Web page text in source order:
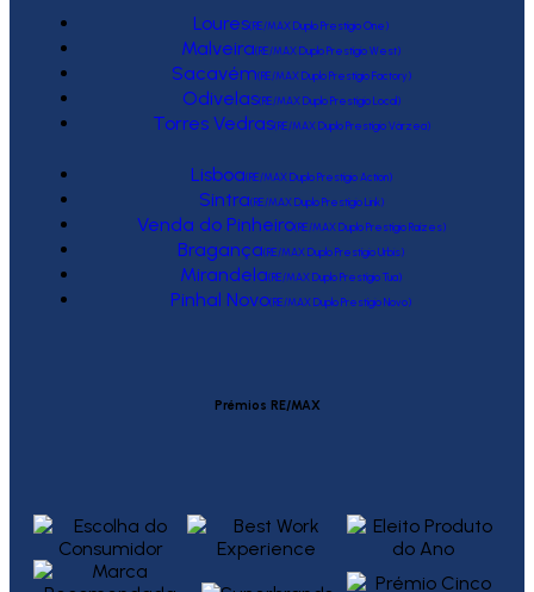
Loures(RE/MAX Duplo Prestígio One)
Malveira(RE/MAX Duplo Prestígio West)
Sacavém(RE/MAX Duplo Prestígio Factory)
Odivelas(RE/MAX Duplo Prestígio Local)
Torres Vedras(RE/MAX Duplo Prestígio Várzea)
Lisboa(RE/MAX Duplo Prestígio Action)
Sintra(RE/MAX Duplo Prestígio Link)
Venda do Pinheiro(RE/MAX Duplo Prestígio Raízes)
Bragança(RE/MAX Duplo Prestígio Urbis)
Mirandela(RE/MAX Duplo Prestígio Tua)
Pinhal Novo(RE/MAX Duplo Prestígio Novo)
Prémios RE/MAX